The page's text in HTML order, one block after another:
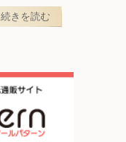
続きを読む